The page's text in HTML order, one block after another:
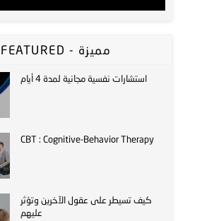
FEATURED - مميزة
استشارات نفسية مجانية لمدة 4 أيام
CBT : Cognitive-Behavior Therapy
كيف تسيطر على عقول الآخرين وتؤثر
عليهم